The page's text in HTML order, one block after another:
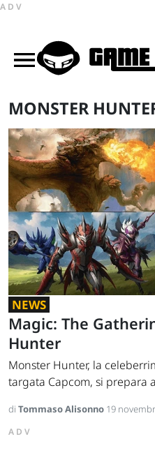
ADV
MONSTER
NEWS
Magic: The
Hunter
Monster Hunter, la
targata Capcom, si prepara
di Tommaso Alisonno 19
ADV